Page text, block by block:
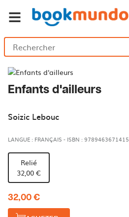
Enfants d'ailleurs
Soizic Lebouc
LANGUE : FRANÇAIS - ISBN : 9789463671415
Relié
32,00 €
32,00 €